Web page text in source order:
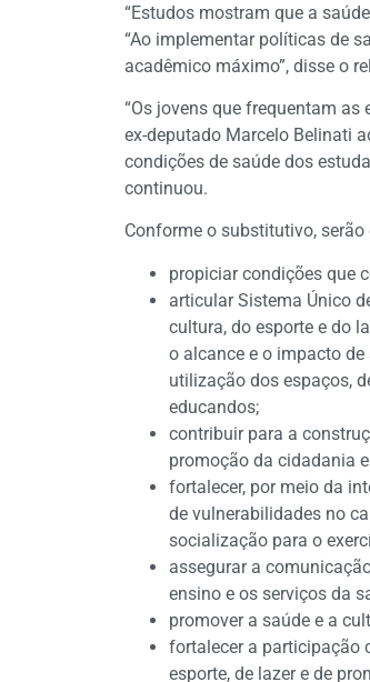
“Estudos mostram que a
“Ao implementar políticas de
acadêmico máximo”, disse o
“Os jovens que frequentam
ex-deputado Marcelo Belinati
condições de saúde dos
continuou.
Conforme o substitutivo, serão
propiciar condições que
articular Sistema Único
cultura, do esporte e do
o alcance e o impacto
utilização dos espaços,
educandos;
contribuir para a
promoção da cidadania
fortalecer, por meio da
de vulnerabilidades no
socialização para o
assegurar a
ensino e os serviços da
promover a saúde e a
fortalecer a participação
esporte, de lazer e de